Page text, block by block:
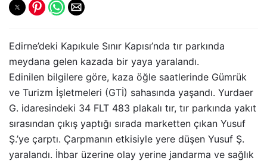
Edirne’deki Kapıkule Sınır Kapısı’nda tır parkında
meydana gelen kazada bir yaya yaralandı.
Edinilen bilgilere göre, kaza öğle saatlerinde Gümrük
ve Turizm İşletmeleri (GTİ) sahasında yaşandı. Yurdaer
G. idaresindeki 34 FLT 483 plakalı tır, tır parkında yakıt
sırasından çıkış yaptığı sırada marketten çıkan Yusuf
Ş.’ye çarptı. Çarpmanın etkisiyle yere düşen Yusuf Ş.
yaralandı. İhbar üzerine olay yerine jandarma ve sağlık